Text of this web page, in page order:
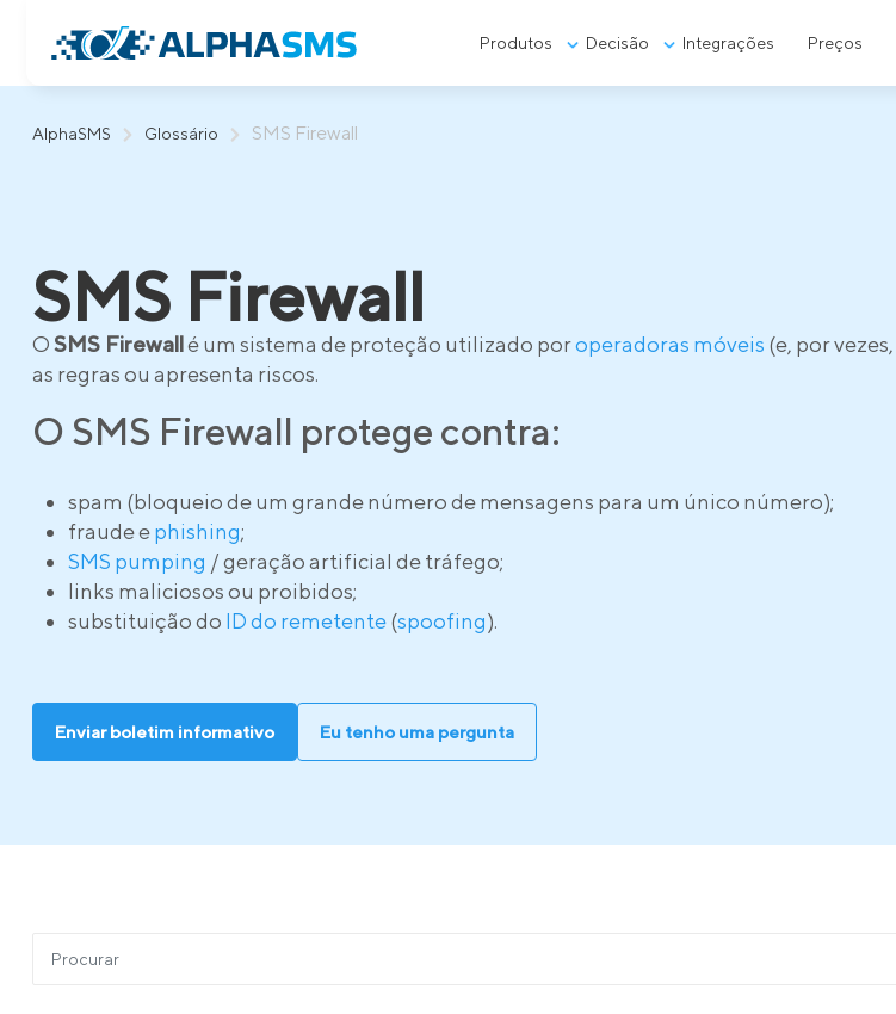
AlphaSMS Glossário SMS Firewall
Produtos Decisão Integrações Preços
SMS Firewall
OSMS Firewallé um sistema de proteção utilizado poroperadoras móveis (e, por vezes,
as regras ou apresenta riscos.
O SMS Firewall protege contra:
spam (bloqueio de um grande número de mensagens para um único número);
fraude ephishing;
SMS pumping / geração artificial de tráfego;
links maliciosos ou proibidos;
substituição do ID do remetente(spoofing).
Enviar boletim informativo Eu tenho uma pergunta